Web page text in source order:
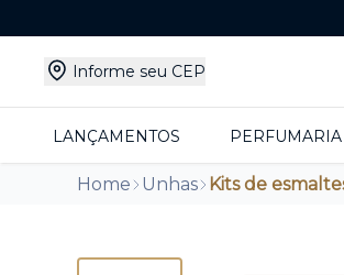
Informe seu CEP
LANÇAMENTOS PERFUMARIA
Home Unhas Kits de